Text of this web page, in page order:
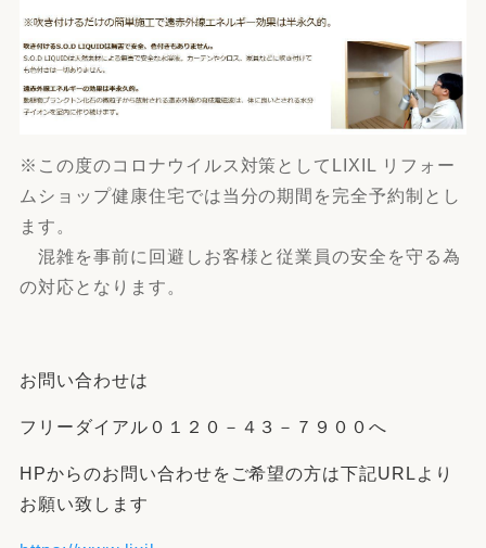
※この度のコロナウイルス対策としてLIXIL リフォー
ムショップ健康住宅では当分の期間を完全予約制とし
ます。
混雑を事前に回避しお客様と従業員の安全を守る為
の対応となります。
お問い合わせは
フリーダイアル０１２０－４３－７９００へ
HPからのお問い合わせをご希望の方は下記URLより
お願い致します